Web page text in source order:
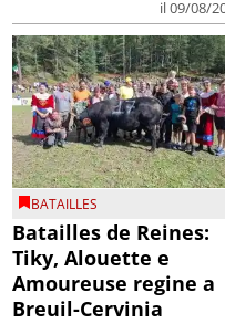
il 09/08/
BATAILLES
Batailles de Reines:
Tiky, Alouette e
Amoureuse regine a
Breuil-Cervinia